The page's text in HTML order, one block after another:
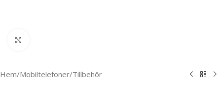
Hem/Mobiltelefoner/Tillbehör